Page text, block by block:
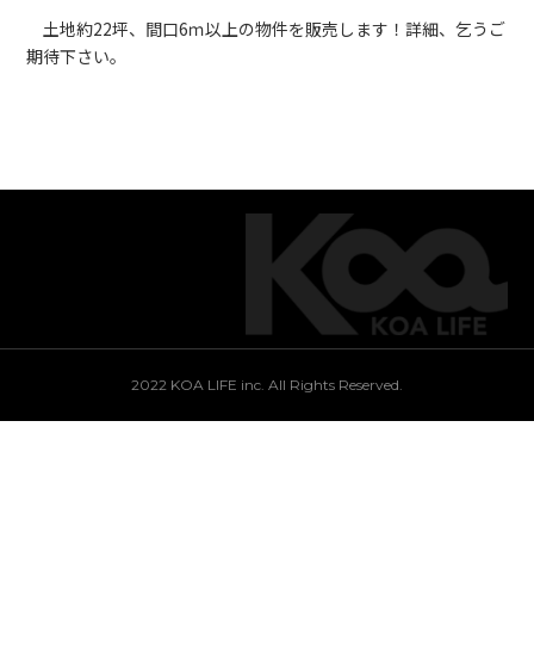
土地約22坪、間口6ｍ以上の物件を販売します！詳細、乞うご
期待下さい。
2022 KOA LIFE inc. All Rights Reserved.